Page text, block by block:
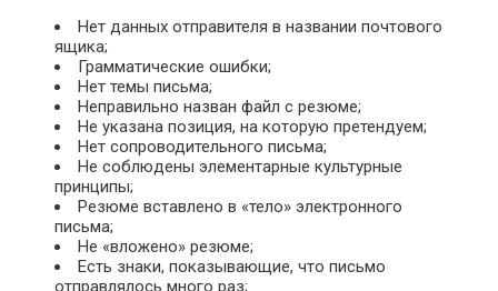
Нет данных отправителя в названии почтового
ящика;
Грамматические ошибки;
Нет темы письма;
Неправильно назван файл с резюме;
Не указана позиция, на которую претендуем;
Нет сопроводительного письма;
Не соблюдены элементарные культурные
принципы;
Резюме вставлено в «тело» электронного
письма;
Не «вложено» резюме;
Есть знаки, показывающие, что письмо
отправлялось много раз;